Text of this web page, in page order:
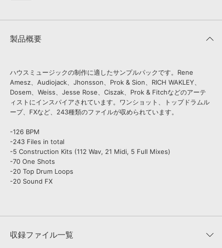
製品概要
ハウスミュージックの制作に適したサンプルパックです。Rene
Amesz、Audiojack、Jhonsson、Prok & Sion、RICH WAKLEY、
Dosem、Weiss、Jesse Rose、Ciszak、Prok & Fitchなどのアーテ
ィストにインスパイアされています。ワンショット、トップドラムル
ープ、FXなど、243種類のファイルが収められています。
-126 BPM
-243 Files in total
-5 Construction Kits (112 Wav, 21 Midi, 5 Full Mixes)
-70 One Shots
-20 Top Drum Loops
-20 Sound FX
収録ファイル一覧